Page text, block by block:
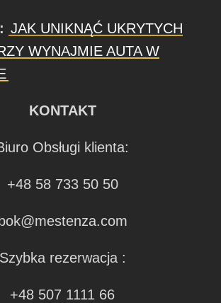
JAK UNIKNĄĆ UKRYTYCH
WYNAJMIE AUTA W
KONTAKT
Obsługi klienta:
+48 58 733 50 50
Szybka rezerwacja :
+48 507 1111 66